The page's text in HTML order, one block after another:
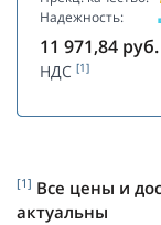
Надежность:
11 971,84 руб.
НДС [1]
[1] Все цены и
актуальны